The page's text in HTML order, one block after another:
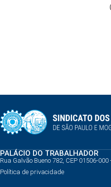
PALÁCIO DO TRABALHADOR
Rua Galvão Bueno 782, CEP 01506-
Política de privacidade